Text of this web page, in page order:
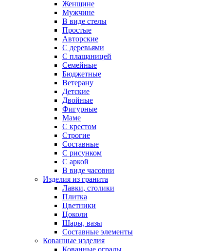
Женщине
Мужчине
В виде стелы
Простые
Авторские
С деревьями
С плащаницей
Семейные
Бюджетные
Ветерану
Детские
Двойные
Фигурные
Маме
С крестом
Строгие
Составные
С рисунком
С аркой
В виде часовни
Изделия из гранита
Лавки, столики
Плитка
Цветники
Цоколи
Шары, вазы
Составные элементы
Кованные изделия
Кованные ограды